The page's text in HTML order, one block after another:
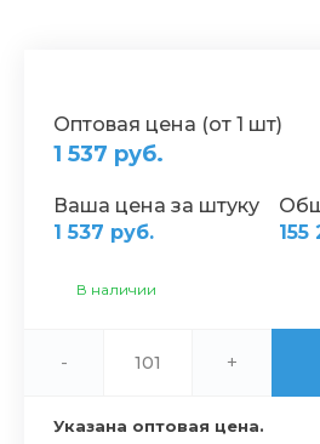
Оптовая цена (от 1 шт)
1 537 руб.
Ваша цена за штуку
1 537 руб.
155
В наличии
- +
Указана оптовая цена.